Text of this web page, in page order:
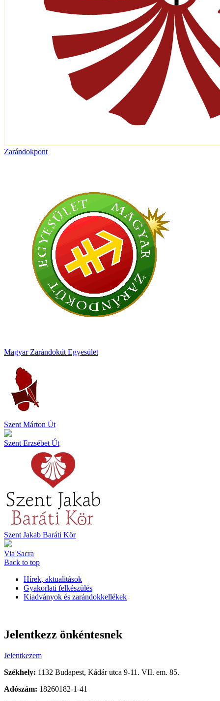
Zarándokpont
Magyar Zarándokút Egyesület
Szent Márton Út
Szent Erzsébet Út
Szent Jakab Baráti Kör
Via Sacra
Back to top
Hírek, aktualitások
Gyakorlati felkészülés
Kiadványok és zarándokkellékek
Jelentkezz önkéntesnek
Jelentkezem
Székhely: 1132 Budapest, Kádár utca 9-11. VII. em. 85.
Adószám: 18260182-1-41